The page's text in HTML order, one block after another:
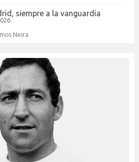
siempre a la vanguardia
Neira